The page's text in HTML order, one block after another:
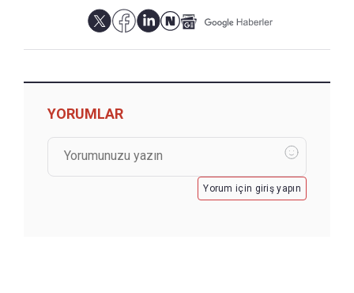
YORUMLAR
Yorum için giriş yapın